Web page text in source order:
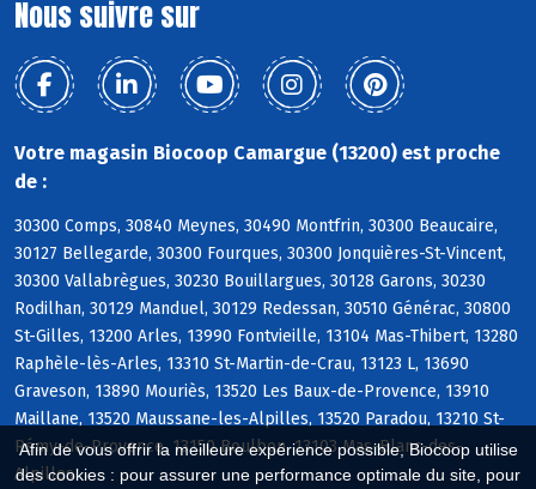
Afin de vous offrir la meilleure expérience possible, Biocoop utilise
des cookies : pour assurer une performance optimale du site, pour
Nous suivre sur
Votre magasin Biocoop Camargue (13200) est proche
de :
30300 Comps, 30840 Meynes, 30490 Montfrin, 30300 Beaucaire,
30127 Bellegarde, 30300 Fourques, 30300 Jonquières-St-Vincent,
30300 Vallabrègues, 30230 Bouillargues, 30128 Garons, 30230
Rodilhan, 30129 Manduel, 30129 Redessan, 30510 Générac, 30800
St-Gilles, 13200 Arles, 13990 Fontvieille, 13104 Mas-Thibert, 13280
Raphèle-lès-Arles, 13310 St-Martin-de-Crau, 13123 L, 13690
Graveson, 13890 Mouriès, 13520 Les Baux-de-Provence, 13910
Maillane, 13520 Maussane-les-Alpilles, 13520 Paradou, 13210 St-
Rémy-de-Provence, 13150 Boulbon, 13103 Mas-Blanc-des-
Alpilles